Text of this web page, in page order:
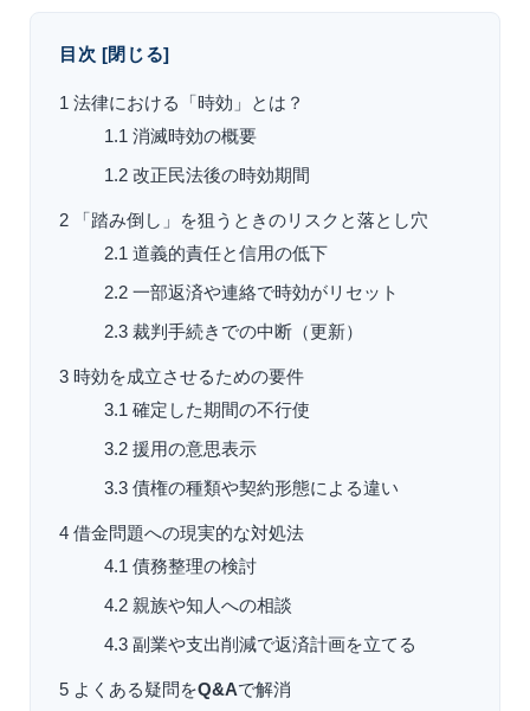
目次 [閉じる]
1 法律における「時効」とは？
1.1 消滅時効の概要
1.2 改正民法後の時効期間
2 「踏み倒し」を狙うときのリスクと落とし穴
2.1 道義的責任と信用の低下
2.2 一部返済や連絡で時効がリセット
2.3 裁判手続きでの中断（更新）
3 時効を成立させるための要件
3.1 確定した期間の不行使
3.2 援用の意思表示
3.3 債権の種類や契約形態による違い
4 借金問題への現実的な対処法
4.1 債務整理の検討
4.2 親族や知人への相談
4.3 副業や支出削減で返済計画を立てる
5 よくある疑問をQ&Aで解消